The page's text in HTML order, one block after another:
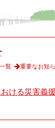
ける災害義
覧 重要なお知